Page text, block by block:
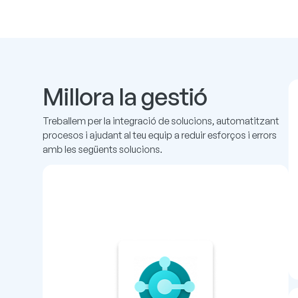
Millora la gestió
Treballem per la integració de solucions, automatitzant
procesos i ajudant al teu equip a reduir esforços i errors
amb les següents solucions.